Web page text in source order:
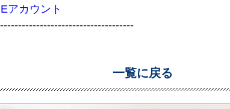
アカウント
一覧に戻る